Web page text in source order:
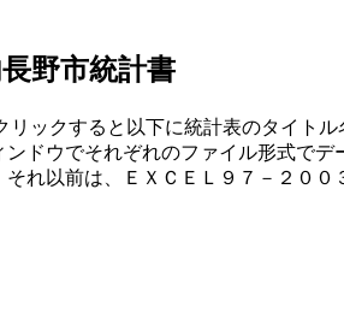
野市統計書
リックすると以下に統計表のタイト
ンドウでそれぞれのファイル形式で
それ以前は、ＥＸＣＥＬ９７－２００